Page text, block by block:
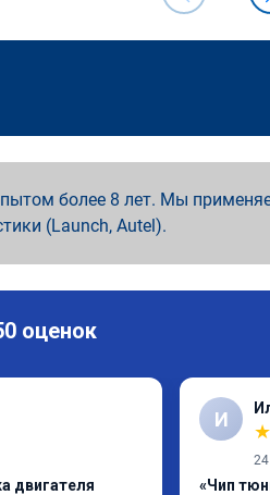
более 8 лет. Мы
(Launch, Autel).
оценок
двигателя
И
★
«Чип